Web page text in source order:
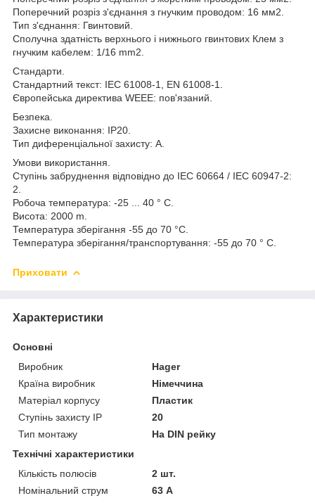
Поперечний розріз з'єднання з гнучким проводом: 16 мм2.
Тип з'єднання: Гвинтовий.
Сполучна здатність верхнього і нижнього гвинтових Клем з
гнучким кабелем: 1/16 mm2.
Стандарти.
Стандартний текст: IEC 61008-1, EN 61008-1.
Європейська директива WEEE: пов'язаний.
Безпека.
Захисне виконання: IP20.
Тип диференціальної захисту: A.
Умови використання.
Ступінь забруднення відповідно до IEC 60664 / IEC 60947-2:
2.
Робоча температура: -25 ... 40 ° C.
Висота: 2000 m.
Температура зберігання -55 до 70 °C.
Температура зберігання/транспортування: -55 до 70 ° C.
Приховати
Характеристики
Основні
Виробник
Hager
Країна виробник
Німеччина
Матеріал корпусу
Пластик
Ступінь захисту IP
20
Тип монтажу
На DIN рейку
Технічні характеристики
Кількість полюсів
2 шт.
Номінальний струм
63 А